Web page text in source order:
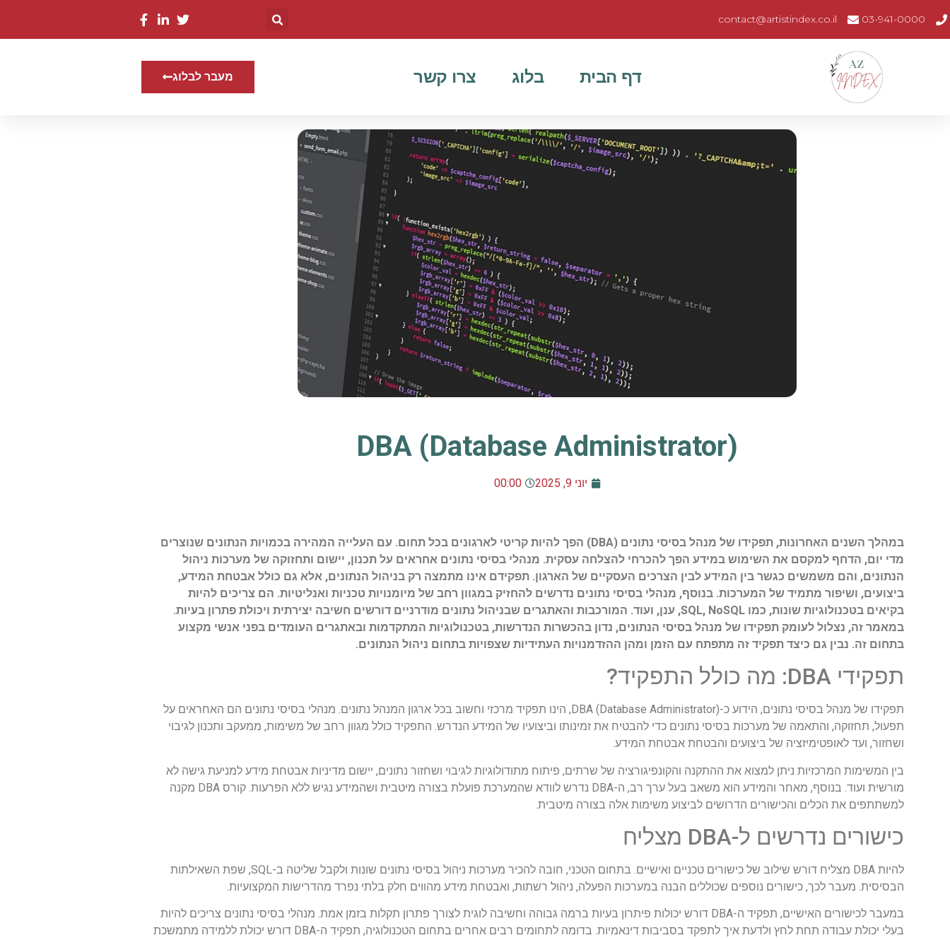
03-941-0000
contact@artistindex.co.il
דף הבית בלוג צרו קשר מעבר לבלוג
DBA (Database Administrator)
יוני 9, 2025 00:00
במהלך השנים האחרונות, תפקידו של מנהל בסיסי נתונים (DBA) הפך להיות קריטי לארגונים בכל תחום. עם העלייה המהירה בכמויות הנתונים שנוצרים
מדי יום, הדחף למקסם את השימוש במידע הפך להכרחי להצלחה עסקית. מנהלי בסיסי נתונים אחראים על תכנון, יישום ותחזוקה של מערכות ניהול
הנתונים, והם משמשים כגשר בין המידע לבין הצרכים העסקיים של הארגון. תפקידם אינו מתמצה רק בניהול הנתונים, אלא גם כולל אבטחת המידע,
ביצועים, ושיפור מתמיד של המערכות. בנוסף, מנהלי בסיסי נתונים נדרשים להחזיק במגוון רחב של מיומנויות טכניות ואנליטיות. הם צריכים להיות
בקיאים בטכנולוגיות שונות, כמו SQL, NoSQL, ענן, ועוד. המורכבות והאתגרים שבניהול נתונים מודרניים דורשים חשיבה יצירתית ויכולת פתרון בעיות.
במאמר זה, נצלול לעומק תפקידו של מנהל בסיסי הנתונים, נדון בהכשרות הנדרשות, בטכנולוגיות המתקדמות ובאתגרים העומדים בפני אנשי מקצוע
בתחום זה. נבין גם כיצד תפקיד זה מתפתח עם הזמן ומהן ההזדמנויות העתידיות שצפויות בתחום ניהול הנתונים.
תפקידי DBA: מה כולל התפקיד?
תפקידו של מנהל בסיסי נתונים, הידוע כ-DBA (Database Administrator), הינו תפקיד מרכזי וחשוב בכל ארגון המנהל נתונים. מנהלי בסיסי נתונים הם האחראים על
תפעול, תחזוקה, והתאמה של מערכות בסיסי נתונים כדי להבטיח את זמינותו וביצועיו של המידע הנדרש. התפקיד כולל מגוון רחב של משימות, ממעקב ותכנון לגיבוי
ושחזור, ועד לאופטימיזציה של ביצועים והבטחת אבטחת המידע.
בין המשימות המרכזיות ניתן למצוא את ההתקנה והקונפיגורציה של שרתים, פיתוח מתודולוגיות לגיבוי ושחזור נתונים, יישום מדיניות אבטחת מידע למניעת גישה לא
מורשית ועוד. בנוסף, מאחר והמידע הוא משאב בעל ערך רב, ה-DBA נדרש לוודא שהמערכת פועלת בצורה מיטבית ושהמידע נגיש ללא הפרעות. קורס DBA מקנה
למשתתפים את הכלים והכישורים הדרושים לביצוע משימות אלה בצורה מיטבית.
כישורים נדרשים ל-DBA מצליח
להיות DBA מצליח דורש שילוב של כישורים טכניים ואישיים. בתחום הטכני, חובה להכיר מערכות ניהול בסיסי נתונים שונות ולקבל שליטה ב-SQL, שפת השאילתות
הבסיסית. מעבר לכך, כישורים נוספים שכוללים הבנה במערכות הפעלה, ניהול רשתות, ואבטחת מידע מהווים חלק בלתי נפרד מהדרישות המקצועיות.
במעבר לכישורים האישיים, תפקיד ה-DBA דורש יכולות פיתרון בעיות ברמה גבוהה וחשיבה לוגית לצורך פתרון תקלות בזמן אמת. מנהלי בסיסי נתונים צריכים להיות
בעלי יכולת עבודה תחת לחץ ולדעת איך לתפקד בסביבות דינאמיות. בדומה לתחומים רבים אחרים בתחום הטכנולוגיה, תפקיד ה-DBA דורש יכולת ללמידה מתמשכת